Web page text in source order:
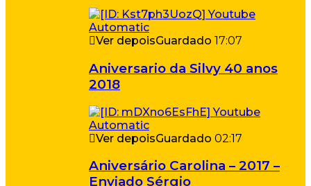
Ver depoisGuardado 17:07
Aniversario da Silvy 40 anos
2018
Ver depoisGuardado 02:17
Aniversário Carolina – 2017 –
Enviado Sérgio